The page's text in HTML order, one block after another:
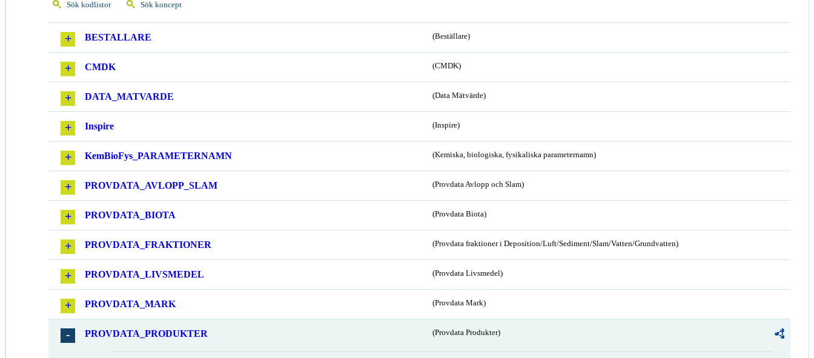
Sök kodlistor Sök koncept
BESTALLARE (Beställare)
CMDK (CMDK)
DATA_MATVARDE (Data Mätvärde)
Inspire (Inspire)
KemBioFys_PARAMETERNAMN (Kemiska, biologiska, fysikaliska parameternamn)
PROVDATA_AVLOPP_SLAM (Provdata Avlopp och Slam)
PROVDATA_BIOTA (Provdata Biota)
PROVDATA_FRAKTIONER (Provdata fraktioner i Deposition/Luft/Sediment/Slam/Vatten/Grundvatten)
PROVDATA_LIVSMEDEL (Provdata Livsmedel)
PROVDATA_MARK (Provdata Mark)
PROVDATA_PRODUKTER (Provdata Produkter)